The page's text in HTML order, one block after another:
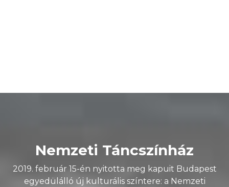
Nemzeti Táncszínház
2019. február 15-én nyitotta meg kapuit Budapest
egyedülálló új kulturális színtere: a Nemzeti